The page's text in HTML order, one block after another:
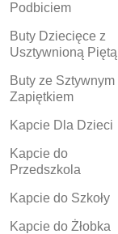
Podbiciem
Buty Dziecięce z
Usztywnioną Piętą
Buty ze Sztywnym
Zapiętkiem
Kapcie Dla Dzieci
Kapcie do
Przedszkola
Kapcie do Szkoły
Kapcie do Żłobka